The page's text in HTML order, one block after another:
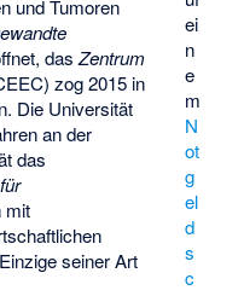
ei
n
e
m
N
ot
g
el
d
s
c
und Tumoren
dasZentrum
zog 2015 in
Die Universität
an der
das
mit
seiner Art